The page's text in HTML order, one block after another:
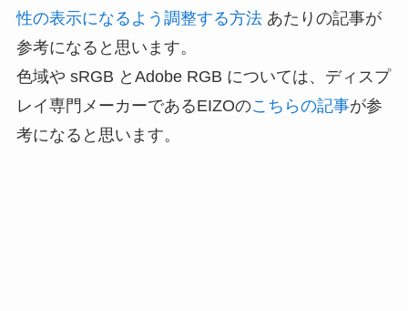
性の表示になるよう調整する方法あたりの記事が
参考になると思います。
色域や sRGB とAdobe RGB については、ディスプ
レイ専門メーカーであるEIZOのこちらの記事が参
考になると思います。